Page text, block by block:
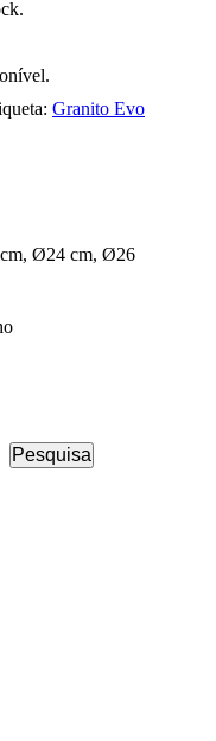
Granito Evo
Ø24 cm, Ø26
Pesquisa